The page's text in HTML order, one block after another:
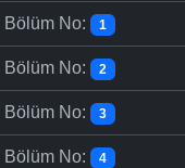
Bölüm No: 1
Bölüm No: 2
Bölüm No: 3
Bölüm No: 4